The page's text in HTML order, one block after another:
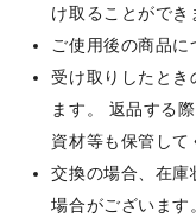
け取ることができ
ご使用後の商品に
受け取りしたとき
ます。 返品する
資材等も保管して
交換の場合、在庫
場合がございます